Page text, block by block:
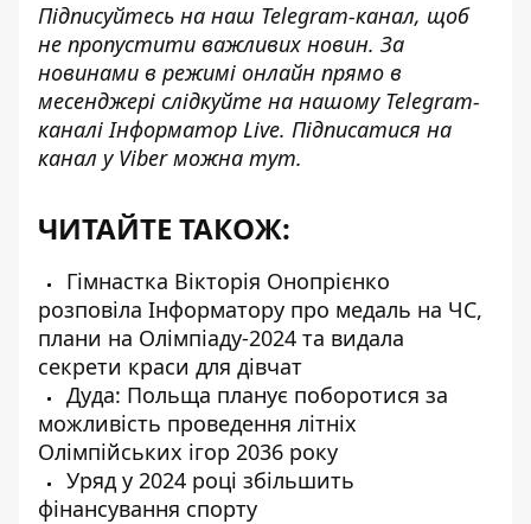
Підписуйтесь на наш Telegram-канал, щоб
не пропустити важливих новин. За
новинами в режимі онлайн прямо в
месенджері слідкуйте на нашому Telegram-
каналіІнформатор Live. Підписатися на
канал у Viber можна тут.
ЧИТАЙТЕ ТАКОЖ:
Гімнастка Вікторія Онопрієнко
розповіла Інформатору про медаль на ЧС,
плани на Олімпіаду-2024 та видала
секрети краси для дівчат
Дуда: Польща планує поборотися за
можливість проведення літніх
Олімпійських ігор 2036 року
Уряд у 2024 році збільшить
фінансування спорту